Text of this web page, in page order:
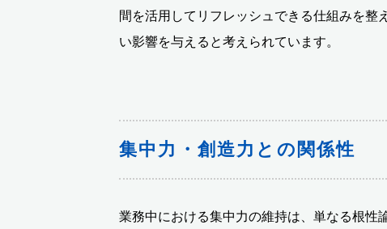
間を活用してリフレッシュできる仕組みを整
い影響を与えると考えられています。
集中力・創造力との関係性
業務中における集中力の維持は、単なる根性